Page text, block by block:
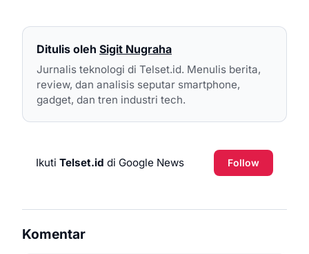
Ditulis oleh Sigit Nugraha
Jurnalis teknologi di Telset.id. Menulis berita,
review, dan analisis seputar smartphone,
gadget, dan tren industri tech.
Ikuti Telset.id di Google News Follow
Komentar